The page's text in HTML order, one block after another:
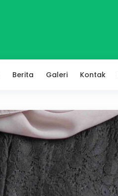
Berita Galeri Kontak